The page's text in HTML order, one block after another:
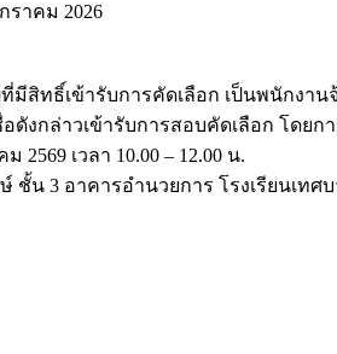
ราคม 2026
มีสิทธิ์เข้ารับการคัดเลือก เป็นพนักงานจ้
ดังกล่าวเข้ารับการสอบคัดเลือก โดย
2569 เวลา 10.00 – 12.00 น.
น 3 อาคารอำนวยการ โรงเรียนเทศ